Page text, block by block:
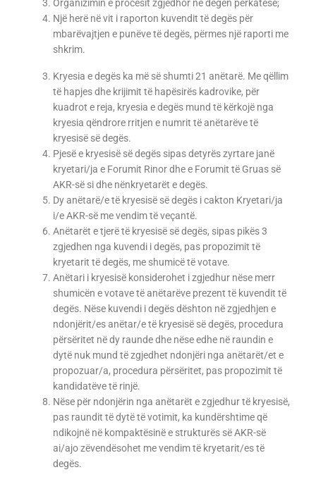
Organizimin e procesit zgjedhor në degën përkatëse;
Një herë në vit i raporton kuvendit të degës për
mbarëvajtjen e punëve të degës, përmes një raporti me
shkrim.
Kryesia e degës ka më së shumti 21 anëtarë. Me qëllim
të hapjes dhe krijimit të hapësirës kadrovike, për
kuadrot e reja, kryesia e degës mund të kërkojë nga
kryesia qëndrore rritjen e numrit të anëtarëve të
kryesisë së degës.
Pjesë e kryesisë së degës sipas detyrës zyrtare janë
kryetari/ja e Forumit Rinor dhe e Forumit të Gruas së
AKR-së si dhe nënkryetarët e degës.
Dy anëtarë/e të kryesisë së degës i cakton Kryetari/ja
i/e AKR-së me vendim të veçantë.
Anëtarët e tjerë të kryesisë së degës, sipas pikës 3
zgjedhen nga kuvendi i degës, pas propozimit të
kryetarit të degës, me shumicë të votave.
Anëtari i kryesisë konsiderohet i zgjedhur nëse merr
shumicën e votave të anëtarëve prezent të kuvendit të
degës. Nëse kuvendi i degës dështon në zgjedhjen e
ndonjërit/es anëtar/e të kryesisë së degës, procedura
përsëritet në dy raunde dhe nëse edhe në raundin e
dytë nuk mund të zgjedhet ndonjëri nga anëtarët/et e
propozuar/a, procedura përsëritet, pas propozimit të
kandidatëve të rinjë.
Nëse për ndonjërin nga anëtarët e zgjedhur të kryesisë,
pas raundit të dytë të votimit, ka kundërshtime që
ndikojnë në kompaktësinë e strukturës së AKR-së
ai/ajo zëvendësohet me vendim të kryetarit/es të
degës.